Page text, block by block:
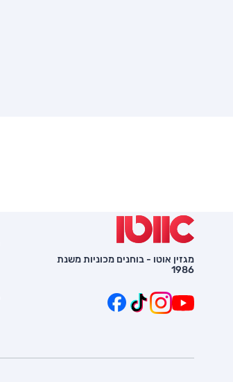
מגזין אוטו - בוחנים מכוניות משנת
1986